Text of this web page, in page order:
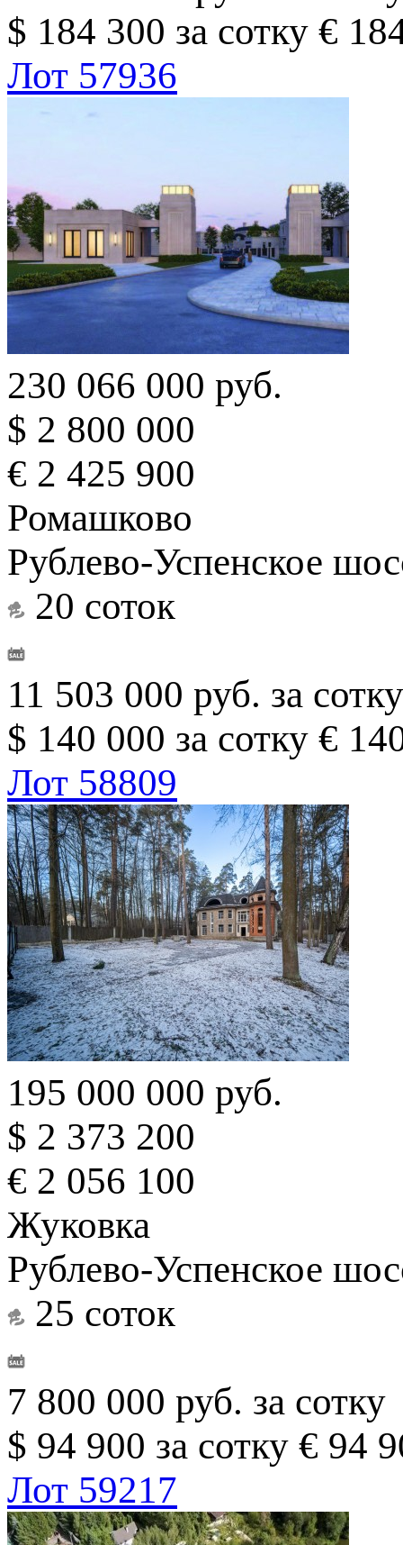
$ 184 300 за сотку €
Лот 57936
230 066 000 руб.
$ 2 800 000
€ 2 425 900
Ромашково
Рублево-Успенское
20 соток
11 503 000 руб. за сотку
$ 140 000 за сотку €
Лот 58809
195 000 000 руб.
$ 2 373 200
€ 2 056 100
Жуковка
Рублево-Успенское
25 соток
7 800 000 руб. за сотку
$ 94 900 за сотку € 94
Лот 59217